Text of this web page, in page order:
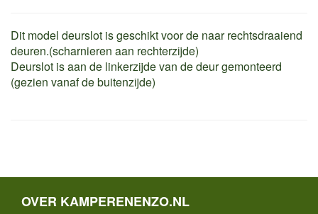
Dit model deurslot is geschikt voor de naar rechtsdraaiend
deuren.(scharnieren aan rechterzijde)
Deurslot is aan de linkerzijde van de deur gemonteerd
(gezien vanaf de buitenzijde)
OVER KAMPERENENZO.NL